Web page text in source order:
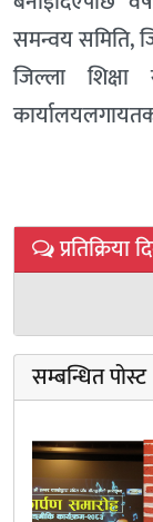
समन्वय समिति,
जिल्ला
प्रतिक्रिया
सम्बन्धित पोस्ट